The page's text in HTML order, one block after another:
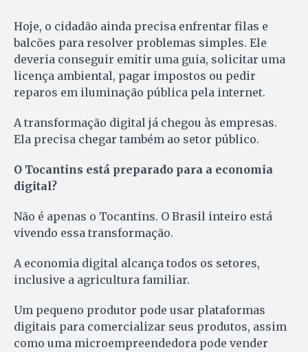
Hoje, o cidadão ainda precisa enfrentar filas e
balcões para resolver problemas simples. Ele
deveria conseguir emitir uma guia, solicitar uma
licença ambiental, pagar impostos ou pedir
reparos em iluminação pública pela internet.
A transformação digital já chegou às empresas.
Ela precisa chegar também ao setor público.
O Tocantins está preparado para a economia
digital?
Não é apenas o Tocantins. O Brasil inteiro está
vivendo essa transformação.
A economia digital alcança todos os setores,
inclusive a agricultura familiar.
Um pequeno produtor pode usar plataformas
digitais para comercializar seus produtos, assim
como uma microempreendedora pode vender